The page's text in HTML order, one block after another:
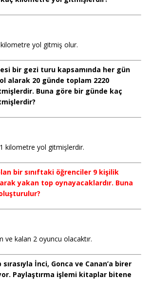
yol gitmiş olur.
bir gezi turu kapsamında her gün
alarak 20 günde toplam 2220
Buna göre bir günde kaç
kilometre yol gitmişlerdir.
bir sınıftaki öğrenciler 9 kişilik
yakan top oynayacaklardır. Buna
ve kalan 2 oyuncu olacaktır.
İnci, Gonca ve Canan’a birer
Paylaştırma işlemi kitaplar bitene